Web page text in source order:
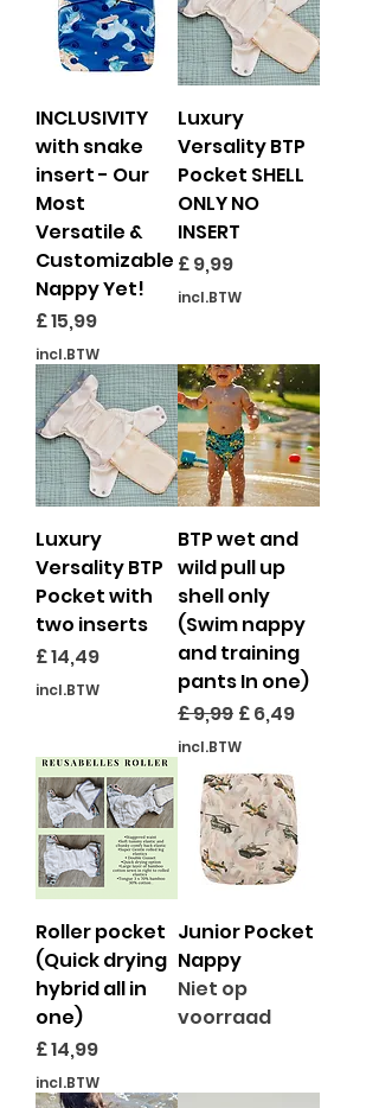
INCLUSIVITY
with snake
insert - Our
Most
Versatile &
Customizable
Nappy Yet!
Prijs
£ 15,99
incl.BTW
Luxury
Versality BTP
Pocket SHELL
ONLY NO
INSERT
Prijs
£ 9,99
incl.BTW
Luxury
Versality BTP
Pocket with
two inserts
Prijs
£ 14,49
incl.BTW
BTP wet and
wild pull up
shell only
(Swim nappy
and training
pants In one)
Normale prijs
£ 9,99 Verkoopprijs
£ 6,49
incl.BTW
Roller pocket
(Quick drying
hybrid all in
one)
Prijs
£ 14,99
incl.BTW
Junior Pocket
Nappy
Niet op
voorraad